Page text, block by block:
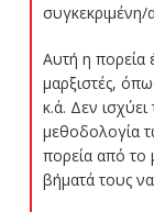
Αυτή η πορεία
μαρξιστές,
κ.ά. Δεν ισχύει
μεθοδολογία
πορεία από το
βήματά τους